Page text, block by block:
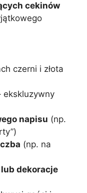
cekinów
czerni i złota
ekskluzywny
napisu (np.
(np. na
dekoracje